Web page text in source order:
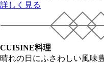
詳しく見る
CUISINE料理
晴れの日にふさわしい風味